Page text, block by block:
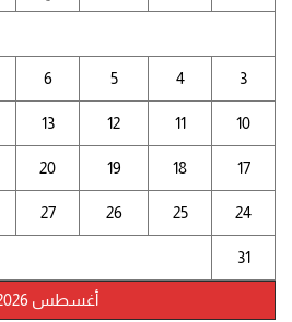
أغسطس 2026
3
4
5
6
10
11
12
13
17
18
19
20
24
25
26
27
31